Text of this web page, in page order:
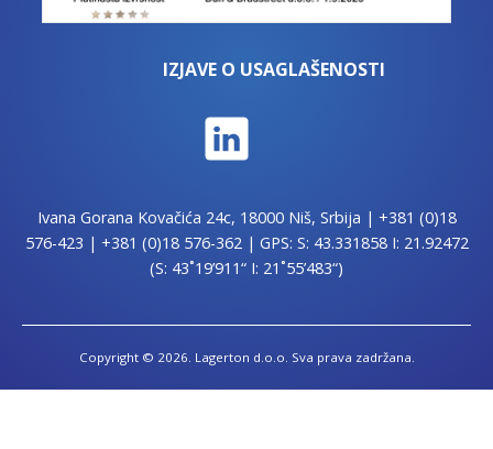
IZJAVE O USAGLAŠENOSTI
Ivana Gorana Kovačića 24c, 18000 Niš, Srbija | +381 (0)18
576-423 | +381 (0)18 576-362| GPS: S: 43.331858 I: 21.92472
(S: 43˚19’911“ I: 21˚55’483“)
Copyright © 2026. Lagerton d.o.o. Sva prava zadržana.